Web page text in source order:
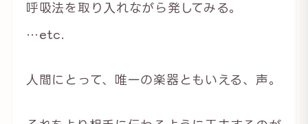
呼吸法を取り入れながら発してみる。
…etc.
人間にとって、唯一の楽器ともいえる、声。